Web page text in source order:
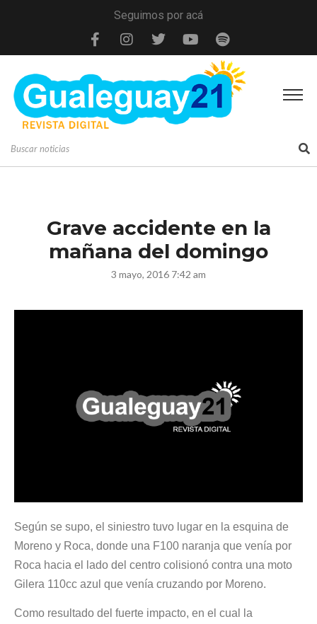
Seguimos por acá
Grave accidente en la
mañana del domingo
3 mayo, 2016 7:42 am
Según se supo, el siniestro tuvo lugar en la esquina de
Moreno y Roca, donde una F100 naranja que venía por
Roca hacia el lado del centro colisionó contra una moto
Gilera 110cc azul que venía cruzando por Moreno.
Como resultado del fuerte impacto, en el cual la